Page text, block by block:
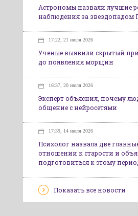
Астрономы назвали лучшие
наблюдения за звездопадом
17:22, 21 июля 2026
Ученые выявили скрытый
до появления морщин
16:37, 20 июля 2026
Эксперт объяснил, почему
общение с нейросетями
17:39, 14 июля 2026
Психолог назвала две
отношении к старости и
подготовиться к этому
Показать все новости